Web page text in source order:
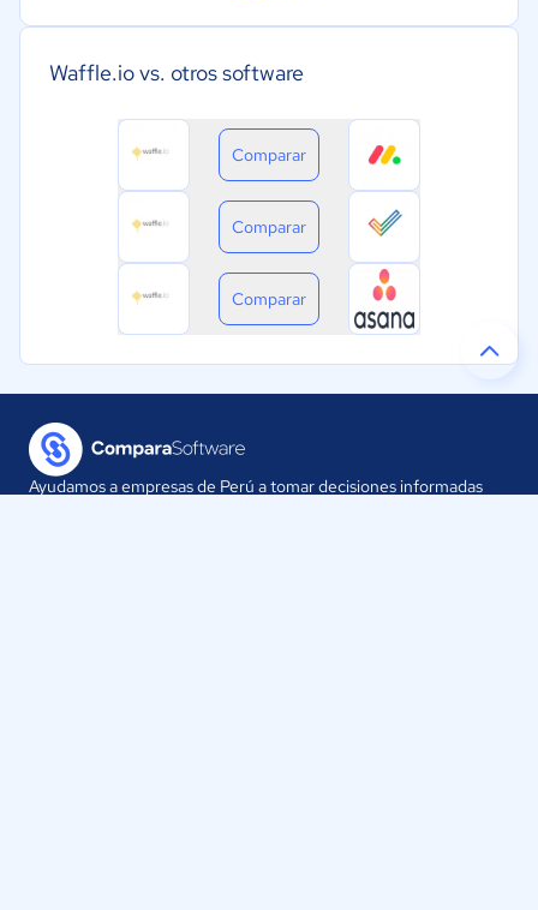
Waffle.io vs. otros software
Comparar
Comparar
Comparar
Ayudamos a empresas de Perú a tomar decisiones informadas